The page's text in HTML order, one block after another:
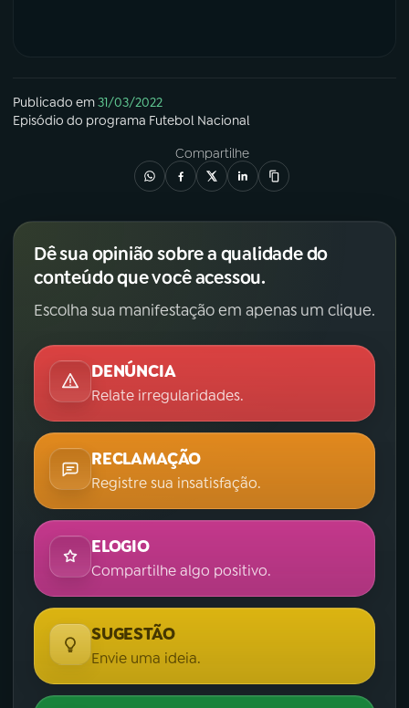
Publicado em31/03/2022
Episódio do programa Futebol Nacional
Compartilhe
Dê sua opinião sobre a qualidade do
conteúdo que você acessou.
Escolha sua manifestação em apenas um clique.
DENÚNCIA
Relate irregularidades.
RECLAMAÇÃO
Registre sua insatisfação.
ELOGIO
Compartilhe algo positivo.
SUGESTÃO
Envie uma ideia.